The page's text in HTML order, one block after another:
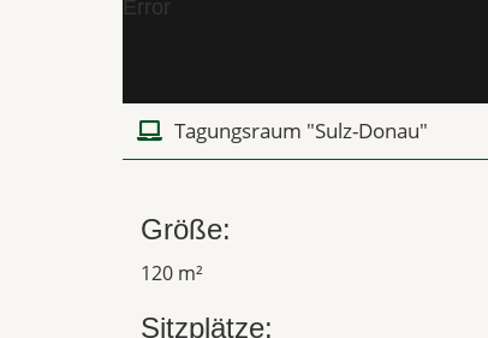
Error
Tagungsraum "Sulz-Donau"
Größe:
120 m²
Sitzplätze: